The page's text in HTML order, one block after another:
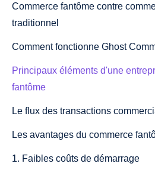
Commerce fantôme contre
traditionnel
Comment fonctionne Ghost
Principaux éléments d'une
fantôme
Le flux des transactions
Les avantages du commerce
1. Faibles coûts de démarrage